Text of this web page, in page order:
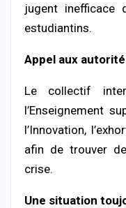
jugent inefficace
estudiantins.
Appel aux
Le collectif
l’Enseignement
l’Innovation,
afin de trouver
crise.
Une situation